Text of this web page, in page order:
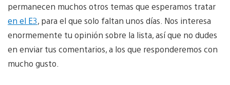
permanecen muchos otros temas que esperamos tratar
en el E3, para el que solo faltan unos días. Nos interesa
enormemente tu opinión sobre la lista, así que no dudes
en enviar tus comentarios, a los que responderemos con
mucho gusto.